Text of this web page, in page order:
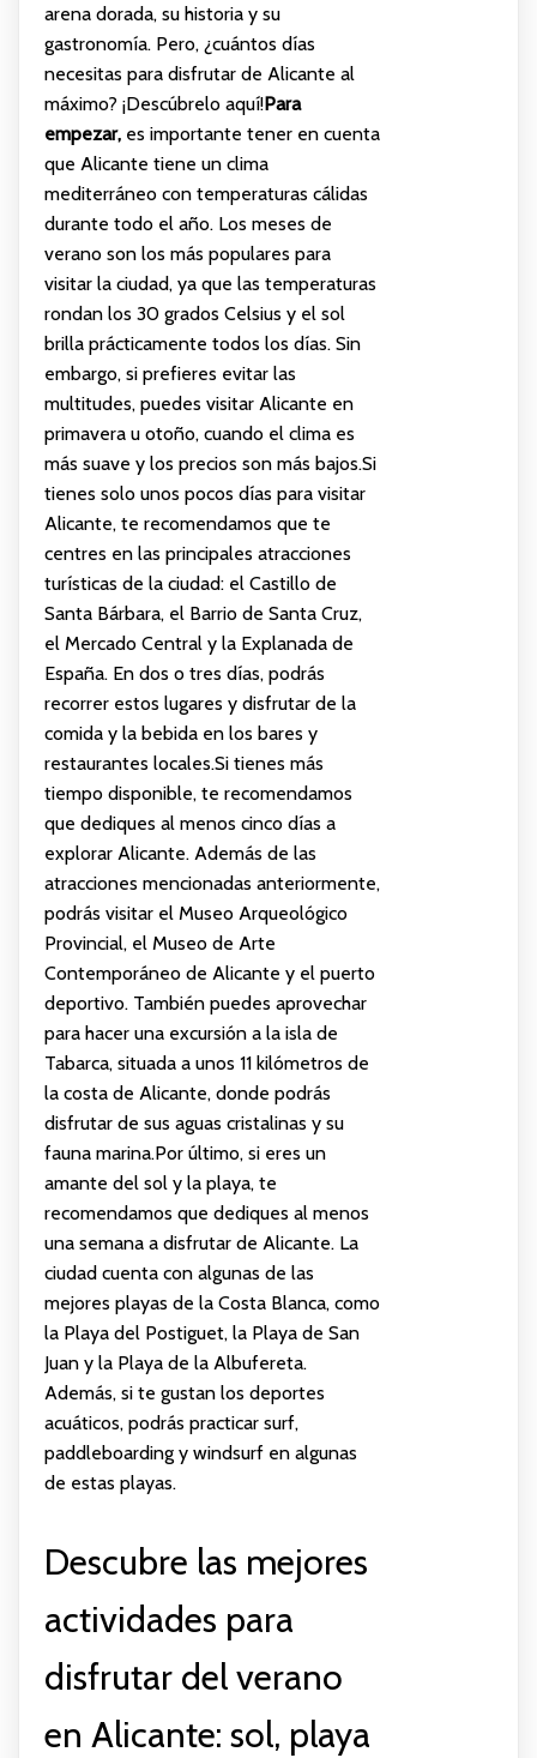
arena dorada, su historia y su
gastronomía. Pero, ¿cuántos días
necesitas para disfrutar de Alicante al
máximo? ¡Descúbrelo aquí!Para
empezar, es importante tener en cuenta
que Alicante tiene un clima
mediterráneo con temperaturas cálidas
durante todo el año. Los meses de
verano son los más populares para
visitar la ciudad, ya que las temperaturas
rondan los 30 grados Celsius y el sol
brilla prácticamente todos los días. Sin
embargo, si prefieres evitar las
multitudes, puedes visitar Alicante en
primavera u otoño, cuando el clima es
más suave y los precios son más bajos.Si
tienes solo unos pocos días para visitar
Alicante, te recomendamos que te
centres en las principales atracciones
turísticas de la ciudad: el Castillo de
Santa Bárbara, el Barrio de Santa Cruz,
el Mercado Central y la Explanada de
España. En dos o tres días, podrás
recorrer estos lugares y disfrutar de la
comida y la bebida en los bares y
restaurantes locales.Si tienes más
tiempo disponible, te recomendamos
que dediques al menos cinco días a
explorar Alicante. Además de las
atracciones mencionadas anteriormente,
podrás visitar el Museo Arqueológico
Provincial, el Museo de Arte
Contemporáneo de Alicante y el puerto
deportivo. También puedes aprovechar
para hacer una excursión a la isla de
Tabarca, situada a unos 11 kilómetros de
la costa de Alicante, donde podrás
disfrutar de sus aguas cristalinas y su
fauna marina.Por último, si eres un
amante del sol y la playa, te
recomendamos que dediques al menos
una semana a disfrutar de Alicante. La
ciudad cuenta con algunas de las
mejores playas de la Costa Blanca, como
la Playa del Postiguet, la Playa de San
Juan y la Playa de la Albufereta.
Además, si te gustan los deportes
acuáticos, podrás practicar surf,
paddleboarding y windsurf en algunas
de estas playas.
Descubre las mejores
actividades para
disfrutar del verano
en Alicante: sol, playa